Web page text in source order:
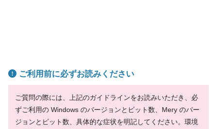
ご利用前に必ずお読みください
ご質問の際には、上記のガイドラインをお読みいただき、必
ずご利用の Windows のバージョンとビット数、Mery のバー
ジョンとビット数、具体的な症状を明記してください。環境